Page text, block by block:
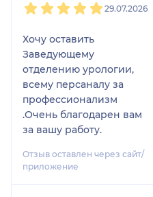
29.07.2026
Хочу оставить
Заведующему
отделению урологии,
всему персаналу за
профессионализм
.Очень благодарен вам
за вашу работу.
Отзыв оставлен через сайт/
приложение